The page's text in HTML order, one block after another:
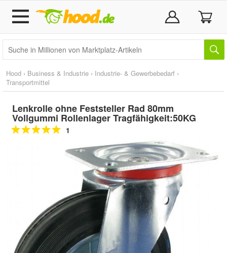
Hood › Business & Industrie › Industrie- & Gewerbebedarf ›
Transportmittel
Lenkrolle ohne Feststeller Rad 80mm
Vollgummi Rollenlager Tragfähigkeit:50KG
1